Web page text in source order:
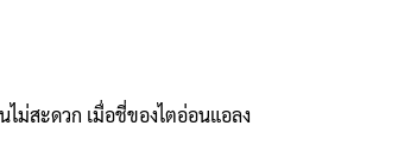
ม่สะดวก เมื่อชี่ของไตอ่อนแอลง